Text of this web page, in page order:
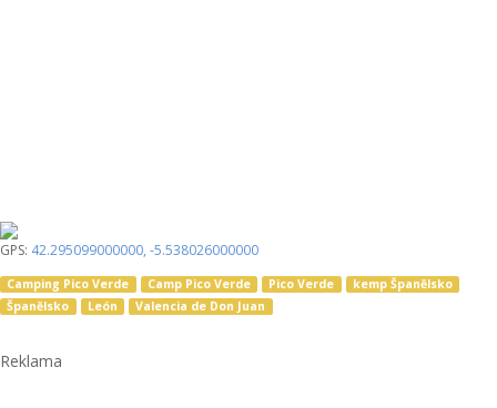
GPS: 42.295099000000, -5.538026000000
Camping Pico Verde Camp Pico Verde Pico Verde
kemp Španělsko
Španělsko
León Valencia de Don Juan
Reklama